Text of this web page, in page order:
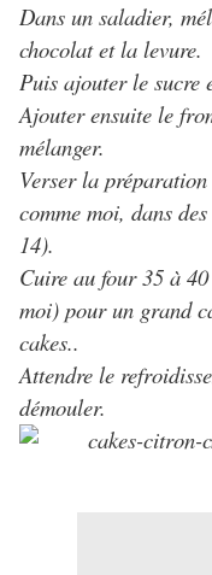
Dans un saladier,
chocolat et la levure.
Puis ajouter le sucre
Ajouter ensuite le
mélanger.
Verser la
comme moi, dans
14).
Cuire au four 35 à
moi) pour un grand
cakes..
Attendre le
démouler.